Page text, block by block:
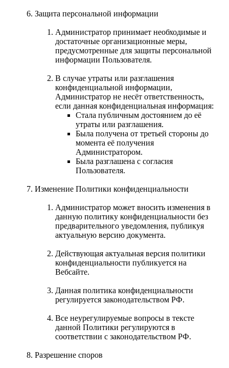
Защита персональной информации
Администратор принимает необходимые и
достаточные организационные меры,
предусмотренные для защиты персональной
информации Пользователя.
В случае утраты или разглашения
конфиденциальной информации,
Администратор не несёт ответственность,
если данная конфиденциальная информация:
Стала публичным достоянием до её
утраты или разглашения.
Была получена от третьей стороны до
момента её получения
Администратором.
Была разглашена с согласия
Пользователя.
Изменение Политики конфиденциальности
Администратор может вносить изменения в
данную политику конфиденциальности без
предварительного уведомления, публикуя
актуальную версию документа.
Действующая актуальная версия политики
конфиденциальности публикуется на
Вебсайте.
Данная политика конфиденциальности
регулируется законодательством РФ.
Все неурегулируемые вопросы в тексте
данной Политики регулируются в
соответствии с законодательством РФ.
Разрешение споров